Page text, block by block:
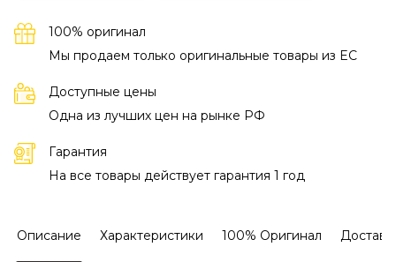
100% оригинал
Мы продаем только оригинальные товары из EC
Доступные цены
Одна из лучших цен на рынке РФ
Гарантия
На все товары действует гарантия 1 год
Описание Характеристики 100% Оригинал